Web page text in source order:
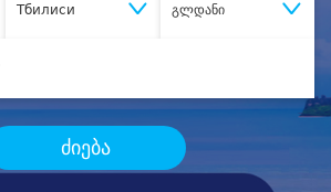
Тбилиси გლდანი
ძიება